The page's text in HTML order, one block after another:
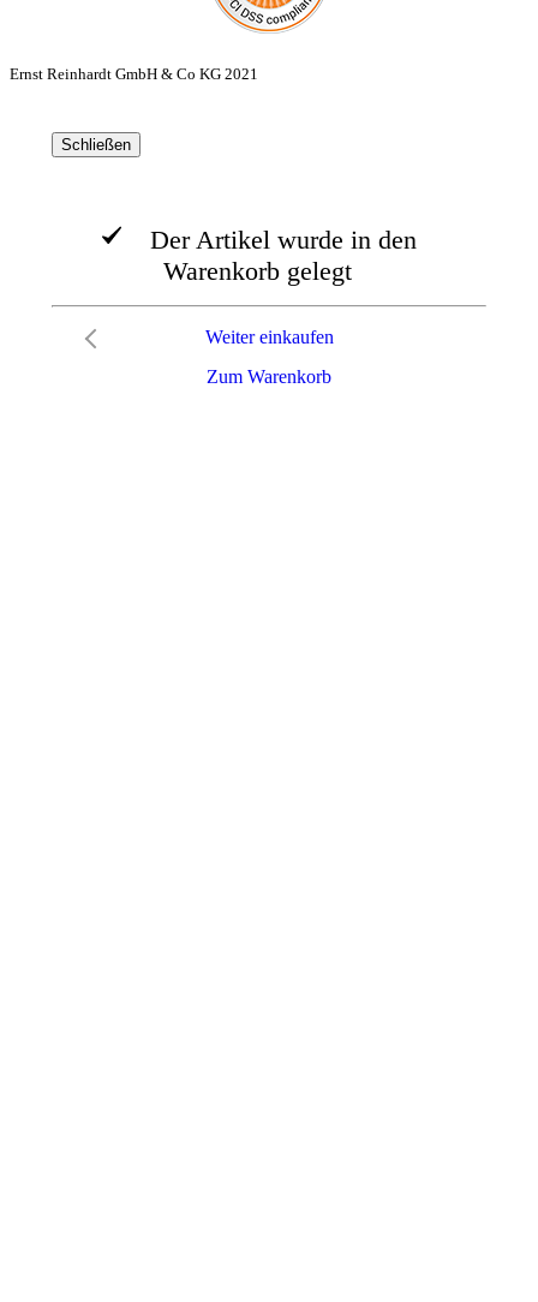
Ernst Reinhardt GmbH & Co KG 2021
Schließen
Der Artikel wurde in den
Warenkorb gelegt
Zum Warenkorb
Weiter einkaufen